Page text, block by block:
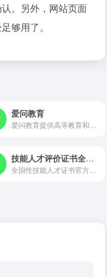
。另外，网站页面
够用了。
爱问教育
技能人才评价证书全国联网查询系统